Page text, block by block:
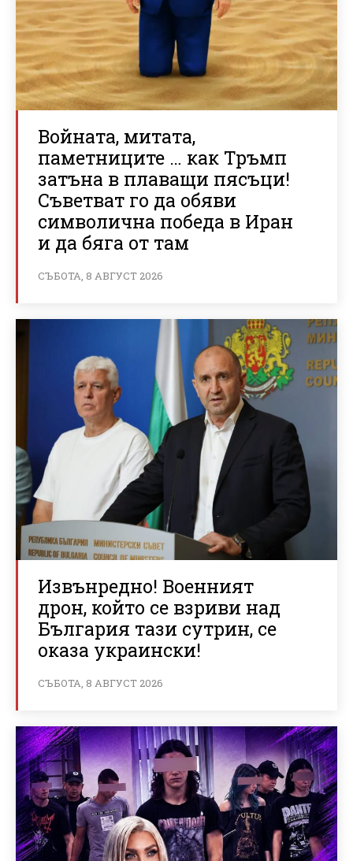
Войната, митата,
паметниците … как Тръмп
затъна в плаващи пясъци!
Съветват го да обяви
символична победа в Иран
и да бяга от там
СЪБОТА, 8 АВГУСТ 2026
Извънредно! Военният
дрон, който се взриви над
България тази сутрин, се
оказа украински!
СЪБОТА, 8 АВГУСТ 2026